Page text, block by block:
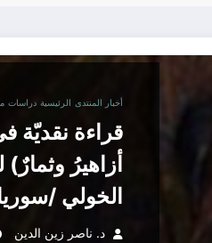
الخولي /سوريا/ بقلم
أخبار المنتدى الرئيسية دراسات
قراءة نقديّة
أزاهيرُ
الخولي /
مريم محمود
د. ناصر زين الدين